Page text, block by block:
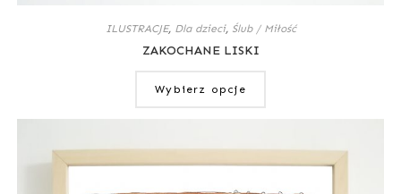
ILUSTRACJE, Dla dzieci, Ślub / Miłość
ZAKOCHANE LISKI
Wybierz opcje